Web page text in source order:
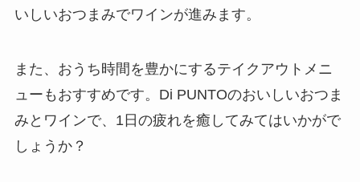
いしいおつまみでワインが進みます。
また、おうち時間を豊かにするテイクアウトメニ
ューもおすすめです。Di PUNTOのおいしいおつま
みとワインで、1日の疲れを癒してみてはいかがで
しょうか？